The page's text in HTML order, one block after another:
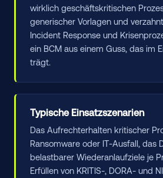
wirklich geschäftskritischen
generischer Vorlagen und
Incident Response und
ein BCM aus einem Guss, das im
trägt.
Typische Einsatzszenarien
Das Aufrechterhalten kritischer
Ransomware oder IT-Ausfall, das
belastbarer Wiederanlaufziele je
Erfüllen von KRITIS-, DORA- und